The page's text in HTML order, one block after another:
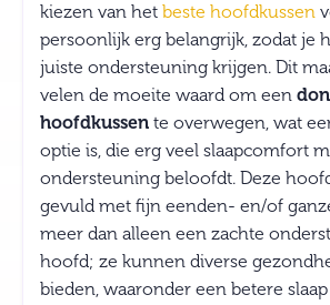
kiezen van het beste hoofdkussen
persoonlijk erg belangrijk, zodat je
juiste ondersteuning krijgen. Dit
velen de moeite waard om een
hoofdkussen te overwegen, wat
optie is, die erg veel slaapcomfort
ondersteuning beloofdt. Deze
gevuld met fijn eenden- en/of
meer dan alleen een zachte
hoofd; ze kunnen diverse
bieden, waaronder een betere